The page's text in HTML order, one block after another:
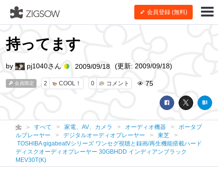
会員登録 (無料)
持ってます
会員限定 2 COOL！ 0 コメント 75
by pj1040さん 2009/09/18 (更新: 2009/09/18)
すべて 家電、AV、カメラ オーディオ機器
ポータブ
ルプレーヤー
デジタルオーディオプレーヤー
東芝
TOSHIBA gigabeatVシリーズ ワンセグ視聴と録画/再生機能搭載ハード
ディスクオーディオプレーヤー 30GBHDD インディアンブラック
MEV30T(K)